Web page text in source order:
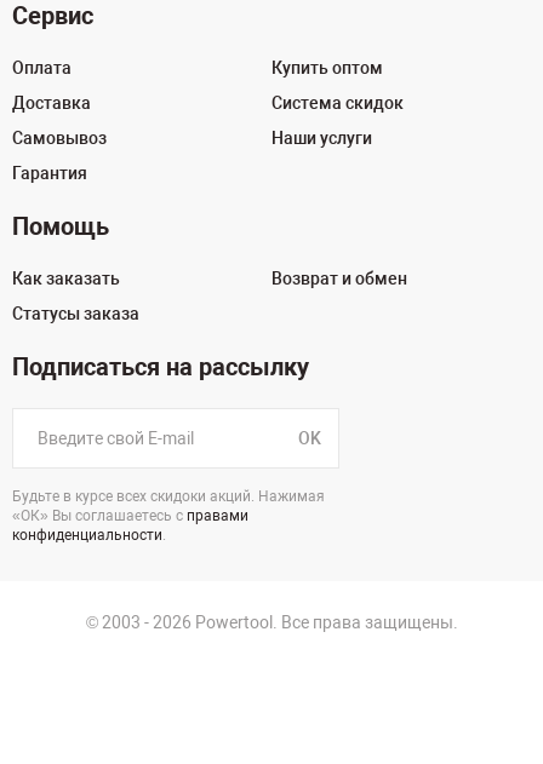
Сервис
Оплата
Доставка
Самовывоз
Гарантия
Купить оптом
Система скидок
Наши услуги
Помощь
Как заказать
Статусы заказа
Возврат и обмен
Подписаться на рассылку
OK
Будьте в курсе всех скидоки акций. Нажимая
«ОК» Вы соглашаетесь с правами
конфиденциальности.
© 2003 - 2026 Powertool. Все права защищены.